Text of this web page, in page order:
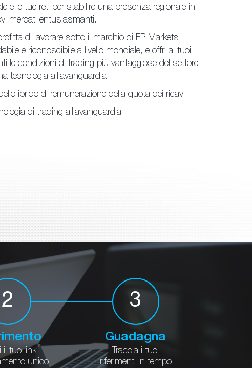
e le tue reti per stabilire una presenza regionale in
mercati entusiasmanti.
di lavorare sotto il marchio di FP Markets,
e riconoscibile a livello mondiale, e offri ai tuoi
le condizioni di trading più vantaggiose del settore
tecnologia all'avanguardia.
ibrido di remunerazione della quota dei ricavi
di trading all'avanguardia
2
il tuo link
unico
3
Guadagna
Traccia i tuoi
riferimenti in tempo